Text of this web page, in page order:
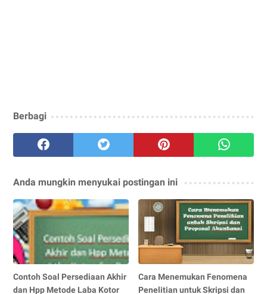
Berbagi
Anda mungkin menyukai postingan ini
Contoh Soal Persediaan Akhir
dan Hpp Metode Laba Kotor
Cara Menemukan Fenomena
Penelitian untuk Skripsi dan